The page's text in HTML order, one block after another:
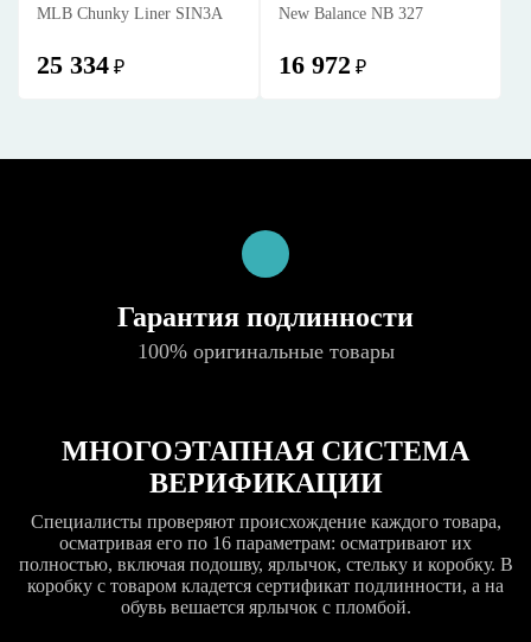
MLB Chunky Liner SIN3A
25 334 ₽
New Balance NB 327
16 972 ₽
Гарантия подлинности
100% оригинальные товары
МНОГОЭТАПНАЯ СИСТЕМА
ВЕРИФИКАЦИИ
Специалисты проверяют происхождение каждого товара,
осматривая его по 16 параметрам: осматривают их
полностью, включая подошву, ярлычок, стельку и коробку. В
коробку с товаром кладется сертификат подлинности, а на
обувь вешается ярлычок с пломбой.